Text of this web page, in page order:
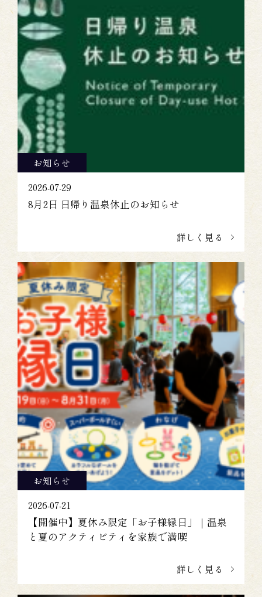
お知らせ
2026-07-29
8月2日 日帰り温泉休止のお知らせ
詳しく見る
お知らせ
2026-07-21
【開催中】夏休み限定「お子様縁日」｜温泉
と夏のアクティビティを家族で満喫
詳しく見る